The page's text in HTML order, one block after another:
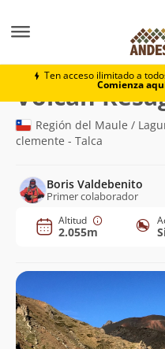
Ten acceso ilimitado a
Comienza
Volcán
Volcán
Región del Maule /
clemente - Talca
Boris Valdebenito
Primer colaborador
Altitud
2.055m